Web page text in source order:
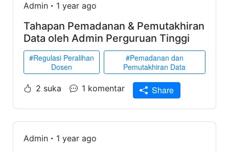
Admin 1 year ago
Tahapan Pemadanan & Pemutakhiran
Data oleh Admin Perguruan Tinggi
#Regulasi Peralihan
Dosen
#Pemadanan dan
Pemutakhiran Data
2 suka 1 komentar Share
Admin 1 year ago